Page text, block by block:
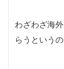
わざわざ海
らうという